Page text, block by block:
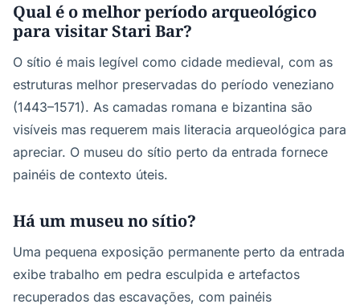
Qual é o melhor período arqueológico
para visitar Stari Bar?
O sítio é mais legível como cidade medieval, com as
estruturas melhor preservadas do período veneziano
(1443–1571). As camadas romana e bizantina são
visíveis mas requerem mais literacia arqueológica para
apreciar. O museu do sítio perto da entrada fornece
painéis de contexto úteis.
Há um museu no sítio?
Uma pequena exposição permanente perto da entrada
exibe trabalho em pedra esculpida e artefactos
recuperados das escavações, com painéis